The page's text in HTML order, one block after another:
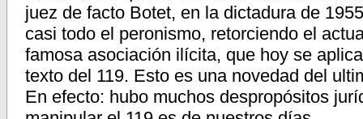
juez de facto Botet, en la dictadura de
casi todo el peronismo, retorciendo el
famosa asociación ilícita, que hoy se
texto del 119. Esto es una novedad del
En efecto: hubo muchos despropósitos